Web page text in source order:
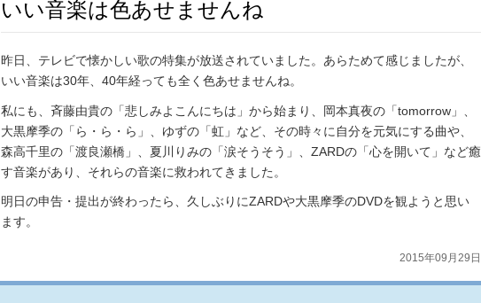
いい音楽は色あせませんね
昨日、テレビで懐かしい歌の特集が放送されていました。あらためて感じましたが、
いい音楽は30年、40年経っても全く色あせませんね。
私にも、斉藤由貴の「悲しみよこんにちは」から始まり、岡本真夜の「tomorrow」、
大黒摩季の「ら・ら・ら」、ゆずの「虹」など、その時々に自分を元気にする曲や、
森高千里の「渡良瀬橋」、夏川りみの「涙そうそう」、ZARDの「心を開いて」など癒
す音楽があり、それらの音楽に救われてきました。
明日の申告・提出が終わったら、久しぶりにZARDや大黒摩季のDVDを観ようと思い
ます。
2015年09月29日